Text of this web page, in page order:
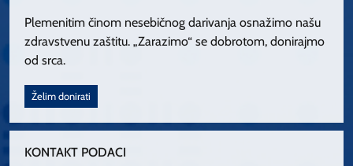
Plemenitim činom nesebičnog darivanja osnažimo našu
zdravstvenu zaštitu. „Zarazimo“ se dobrotom, donirajmo
od srca.
Želim donirati
KONTAKT PODACI